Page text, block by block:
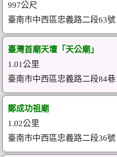
997公尺
臺南市中西區忠義路二段63號
臺灣首廟天壇「天公廟」
1.01公里
臺南市中西區忠義路二段84
鄭成功祖廟
1.02公里
臺南市中西區忠義路二段36號